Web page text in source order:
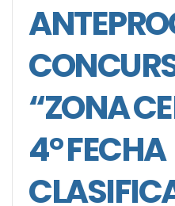
“ZONA
4° FECHA